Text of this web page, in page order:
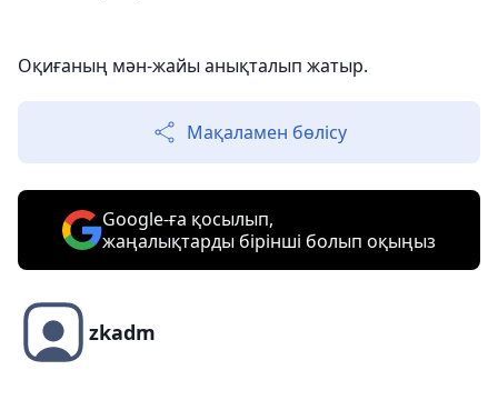
Оқиғаның мән-жайы анықталып жатыр.
Мақаламен бөлісу
Google-ға қосылып,
жаңалықтарды бірінші болып оқыңыз
zkadm